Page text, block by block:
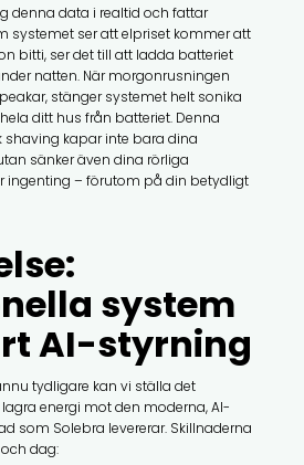
denna data i realtid och fattar
systemet ser att elpriset kommer att
bitti, ser det till att ladda batteriet
natten. När morgonrusningen
stänger systemet helt sonika
ditt hus från batteriet. Denna
kapar inte bara dina
sänker även dina rörliga
ingenting – förutom på din betydligt
system
AI-styrning
tydligare kan vi ställa det
energi mot den moderna, AI-
som Solebra levererar. Skillnaderna
dag: